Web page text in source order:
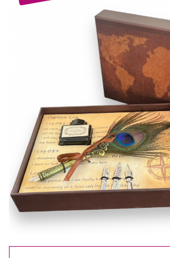
Destinatari
Cele mai vandute
Cele mai votate
Cu video
Pret
0 Lei - 100 Lei
100 Lei - 200 Lei
200 Lei - 300 Lei
500 Lei - 1000 Lei